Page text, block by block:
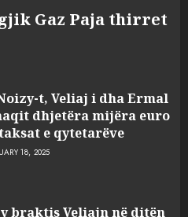
Gaz Paja thirret
t, Veliaj i dha Ermal
dhjetëra mijëra euro
e qytetarëve
18, 2025
braktis Veliajn në ditën